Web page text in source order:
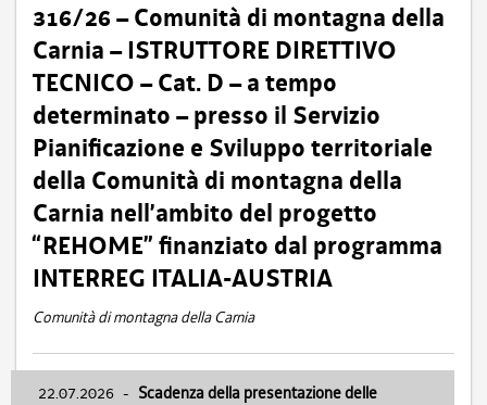
316/26 – Comunità di montagna della
Carnia – ISTRUTTORE DIRETTIVO
TECNICO – Cat. D – a tempo
determinato – presso il Servizio
Pianificazione e Sviluppo territoriale
della Comunità di montagna della
Carnia nell’ambito del progetto
“REHOME” finanziato dal programma
INTERREG ITALIA-AUSTRIA
Comunità di montagna della Carnia
22.07.2026 - Scadenza della presentazione delle